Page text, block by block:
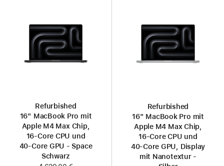
Refurbished
16" MacBook Pro mit
Apple M4 Max Chip,
16‑Core CPU und
40‑Core GPU - Space
Schwarz
Refurbished
16" MacBook Pro mit
Apple M4 Max Chip,
16‑Core CPU und
40‑Core GPU, Display
mit Nanotextur -